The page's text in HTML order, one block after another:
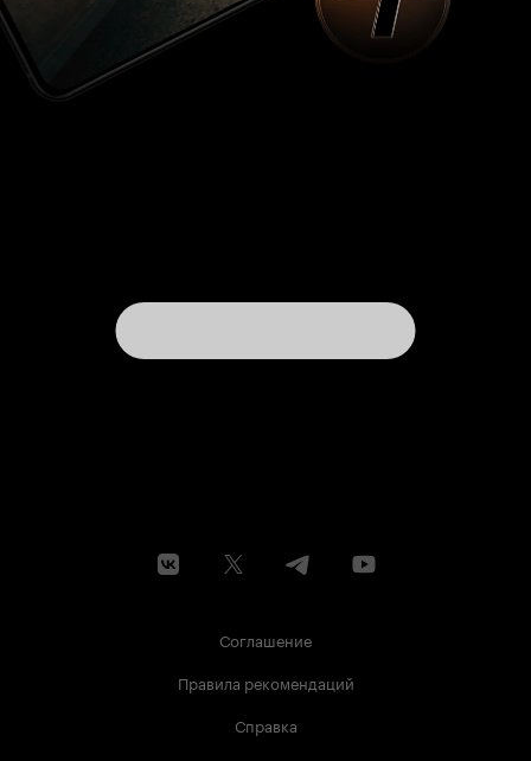
Соглашение
Правила рекомендаций
Справка